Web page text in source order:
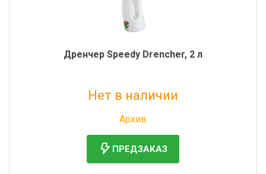
Дренчер Speedy Drencher, 2 л
Нет в наличии
Архив
ПРЕДЗАКАЗ